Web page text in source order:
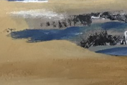
Skip
content